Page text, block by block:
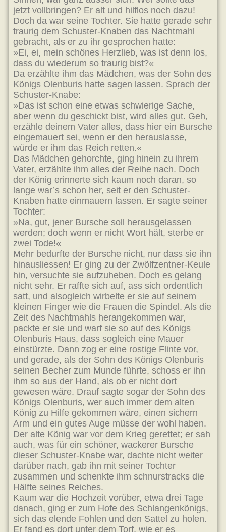
jetzt vollbringen? Er alt und hilflos noch dazu!
Doch da war seine Tochter. Sie hatte gerade sehr
traurig dem Schuster-Knaben das Nachtmahl
gebracht, als er zu ihr gesprochen hatte:
»Ei, ei, mein schönes Herzlieb, was ist denn los,
dass du wiederum so traurig bist?«
Da erzählte ihm das Mädchen, was der Sohn des
Königs Olenburis hatte sagen lassen. Sprach der
Schuster-Knabe:
»Das ist schon eine etwas schwierige Sache,
aber wenn du geschickt bist, wird alles gut. Geh,
erzähle deinem Vater alles, dass hier ein Bursche
eingemauert sei, wenn er den herauslasse,
würde er ihm das Reich retten.«
Das Mädchen gehorchte, ging hinein zu ihrem
Vater, erzählte ihm alles der Reihe nach. Doch
der König erinnerte sich kaum noch daran, so
lange war’s schon her, seit er den Schuster-
Knaben hatte einmauern lassen. Er sagte seiner
Tochter:
»Na, gut, jener Bursche soll herausgelassen
werden; doch wenn er nicht Wort hält, sterbe er
zwei Tode!«
Mehr bedurfte der Bursche nicht, nur dass sie ihn
hinausliessen! Er ging zu der Zwölfzentner-Keule
hin, versuchte sie aufzuheben. Doch es gelang
nicht sehr. Er raffte sich auf, ass sich ordentlich
satt, und alsogleich wirbelte er sie auf seinem
kleinen Finger wie die Frauen die Spindel. Als die
Zeit des Nachtmahls herangekommen war,
packte er sie und warf sie so auf des Königs
Olenburis Haus, dass sogleich eine Mauer
einstürzte. Dann zog er eine rostige Flinte vor,
und gerade, als der Sohn des Königs Olenburis
seinen Becher zum Munde führte, schoss er ihn
ihm so aus der Hand, als ob er nicht dort
gewesen wäre. Drauf sagte sogar der Sohn des
Königs Olenburis, wer auch immer dem alten
König zu Hilfe gekommen wäre, einen sichern
Arm und ein gutes Auge müsse der wohl haben.
Der alte König war vor dem Krieg gerettet; er sah
auch, was für ein schöner, wackerer Bursche
dieser Schuster-Knabe war, dachte nicht weiter
darüber nach, gab ihn mit seiner Tochter
zusammen und schenkte ihm schnurstracks die
Hälfte seines Reiches.
Kaum war die Hochzeit vorüber, etwa drei Tage
danach, ging er zum Hofe des Schlangenkönigs,
sich das elende Fohlen und den Sattel zu holen.
Er fand es dort unter dem Torf, wie er es